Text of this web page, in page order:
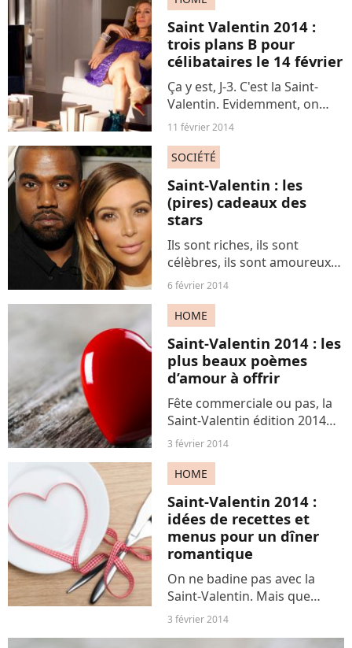
étude PriceMinister-Rakuten,
publiée jeudi. Et avec...
Saint Valentin 2014 :
trois plans B pour
célibataires le 14 février
Ça y est, J-3. C'est la Saint-
Valentin. Evidemment, on
s'en fout. Mais quand
plus se retrouver le nez dans
un bol de Special K devant
Thalassa vendredi soir....
11 février 2014
SOCIÉTÉ
Saint-Valentin : les
(pires) cadeaux des
stars
Ils sont riches, ils sont
célèbres, ils sont amoureux
et ils ont (très) mauvais goût.
cadeaux que les people ont
jamais offert à leur moitié le
jour de...
6 février 2014
HOME
Saint-Valentin 2014 : les
plus beaux poèmes
d’amour à offrir
Fête commerciale ou pas, la
Saint-Valentin édition 2014
approche à grands pas. A
vous propose quelques
poèmes parmi les plus beaux
poèmes d’amour afin de...
3 février 2014
HOME
Saint-Valentin 2014 :
idées de recettes et
menus pour un dîner
romantique
On ne badine pas avec la
Saint-Valentin. Mais que
diable concocter à votre
3 février 2014